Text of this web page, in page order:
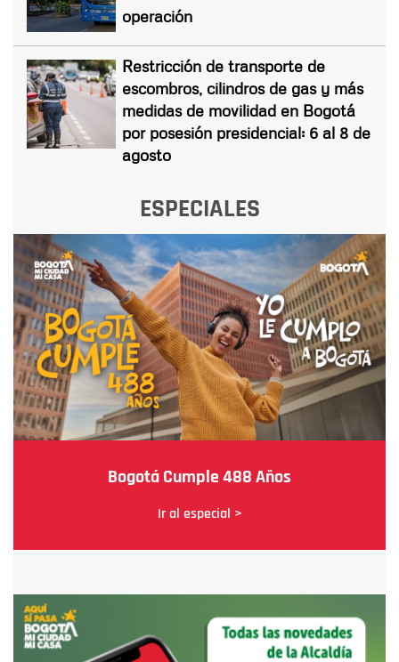
operación
Restricción de transporte de
escombros, cilindros de gas y más
medidas de movilidad en Bogotá
por posesión presidencial: 6 al 8 de
agosto
ESPECIALES
Bogotá Cumple 488 Años
Ir al especial >